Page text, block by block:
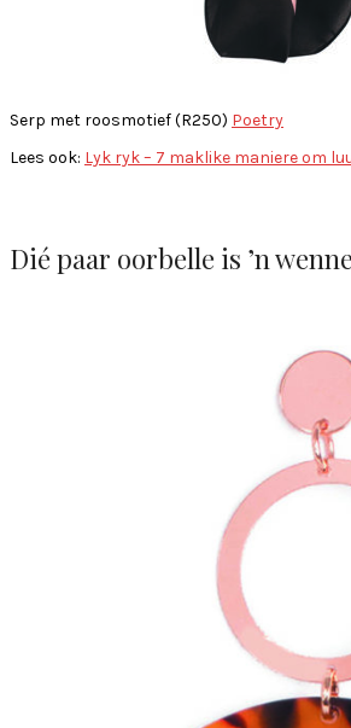
Serp met roosmotief (R250) Poetry
Lees ook: Lyk ryk – 7 maklike maniere om
Dié paar oorbelle is ’n